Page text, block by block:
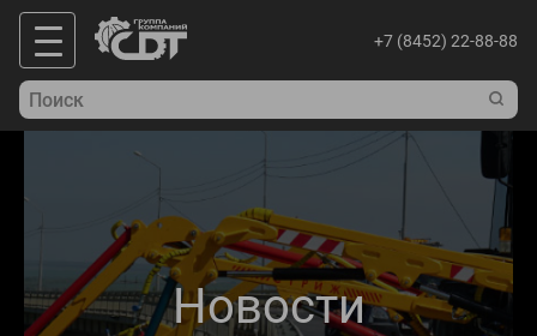
+7 (8452) 22-88-88
Новости